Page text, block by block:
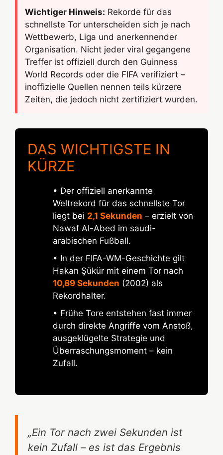
Wichtiger Hinweis: Rekorde für das
schnellste Tor unterscheiden sich je nach
Wettbewerb, Liga und anerkennender
Organisation. Nicht jeder viral gegangene
Treffer ist offiziell durch den Guinness
World Records oder die FIFA verifiziert –
inoffizielle Quellen nennen teils kürzere
Zeiten, die jedoch nicht zertifiziert wurden.
DAS WICHTIGSTE IN
KÜRZE
• Der offiziell anerkannte
Weltrekord für das schnellste Tor
liegt bei 2,1 Sekunden – erzielt von
Nawaf Al-Abed im saudi-
arabischen Fußball.
• In der FIFA-WM-Geschichte gilt
Hakan Şükür mit einem Tor nach
10,89 Sekunden (2002) als
Rekordhalter.
• Frühe Tore entstehen fast immer
durch direkte Angriffe vom Anstoß,
ausgeklügelte Strategie und
Überraschungsmoment – kein
Zufall.
„Ein Tor nach zwei Sekunden ist
kein Zufall – es ist das Ergebnis